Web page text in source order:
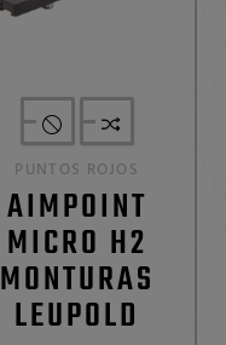
PUNTOS ROJOS
AIMPOINT
MICRO H2
MONTURAS
LEUPOLD